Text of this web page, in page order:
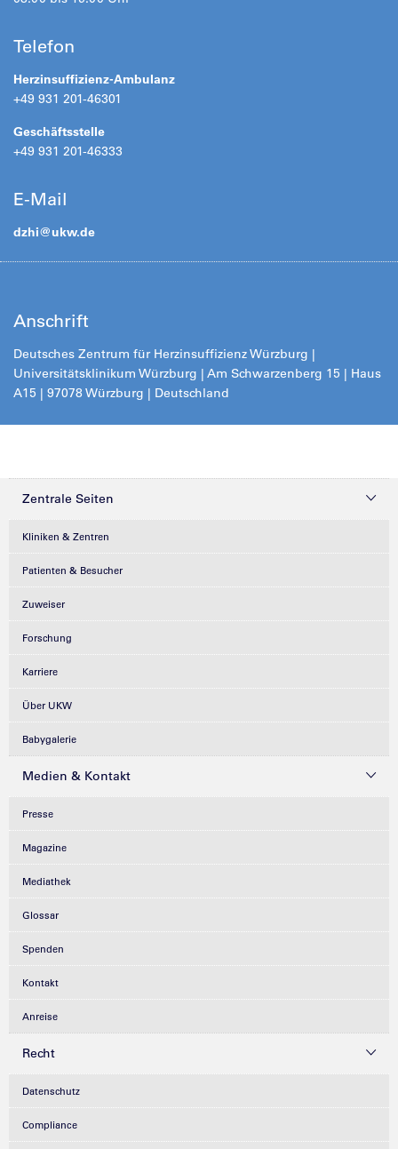
Telefon
Herzinsuffizienz-Ambulanz
+49 931 201-46301
Geschäftsstelle
+49 931 201-46333
E-Mail
dzhi@ukw.de
Anschrift
Deutsches Zentrum für Herzinsuffizienz Würzburg |
Universitätsklinikum Würzburg | Am Schwarzenberg 15 | Haus
A15 | 97078 Würzburg | Deutschland
Zentrale Seiten
Kliniken & Zentren
Patienten & Besucher
Zuweiser
Forschung
Karriere
Über UKW
Babygalerie
Medien & Kontakt
Presse
Magazine
Mediathek
Glossar
Spenden
Kontakt
Anreise
Recht
Datenschutz
Compliance